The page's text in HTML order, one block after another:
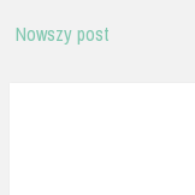
Nowszy post